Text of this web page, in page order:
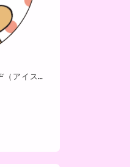
ポチャッコ cafe 限定コラボ缶バッヂ（アイスクリーム）